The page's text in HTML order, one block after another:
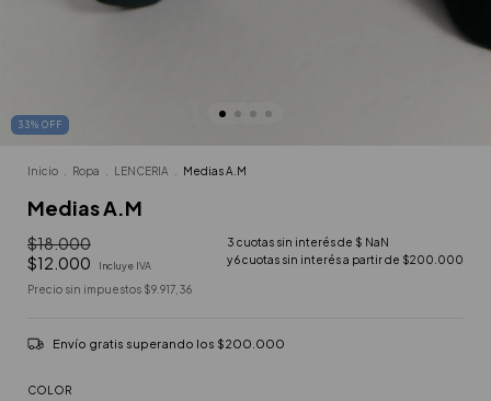
33% OFF
Inicio Ropa LENCERIA Medias A.M
Medias A.M
$18.000
$12.000
Incluye IVA
3 cuotas sin interés de $ NaN
Precio sin impuestos $9.917,36
Envío gratis superando los $200.000
COLOR